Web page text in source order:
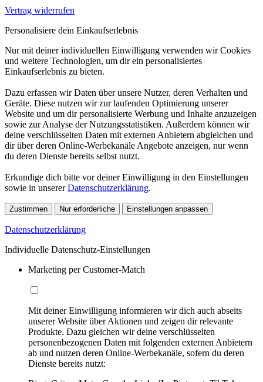
Vertrag widerrufen
Personalisiere dein Einkaufserlebnis
Nur mit deiner individuellen Einwilligung verwenden wir Cookies
und weitere Technologien, um dir ein personalisiertes
Einkaufserlebnis zu bieten.
Dazu erfassen wir Daten über unsere Nutzer, deren Verhalten und
Geräte. Diese nutzen wir zur laufenden Optimierung unserer
Website und um dir personalisierte Werbung und Inhalte anzuzeigen
sowie zur Analyse der Nutzungsstatistiken. Außerdem können wir
deine verschlüsselten Daten mit externen Anbietern abgleichen und
dir über deren Online-Werbekanäle Angebote anzeigen, nur wenn
du deren Dienste bereits selbst nutzt.
Erkundige dich bitte vor deiner Einwilligung in den Einstellungen
sowie in unsererDatenschutzerklärung.
Zustimmen Nur erforderliche Einstellungen anpassen
Datenschutzerklärung
Individuelle Datenschutz-Einstellungen
Marketing per Customer-Match
Mit deiner Einwilligung informieren wir dich auch abseits
unserer Website über Aktionen und zeigen dir relevante
Produkte. Dazu gleichen wir deine verschlüsselten
personenbezogenen Daten mit folgenden externen Anbietern
ab und nutzen deren Online-Werbekanäle, sofern du deren
Dienste bereits nutzt: